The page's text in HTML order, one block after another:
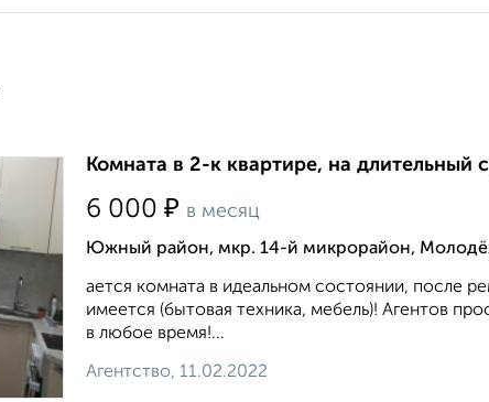
Комната в 2-к квартире, на длительный
6 000 ₽ в месяц
Южный район, мкр. 14-й микрорайон,
ается комната в идеальном состоянии, после
имеется (бытовая техника, мебель)! Агентов
в любое время!...
Агентство, 11.02.2022